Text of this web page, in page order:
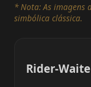
* Nota: As imagens
simbólica clássica.
Rider-Waite